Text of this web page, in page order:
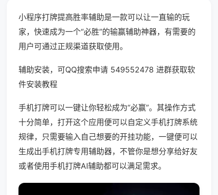
小程序打牌提高胜率辅助是一款可以让一直输的玩
家，快速成为一个“必胜”的输赢辅助神器，有需要的
用户可通过正规渠道获取使用。
辅助安装，可QQ搜索申请 549552478 进群获取软
件安装教程
手机打牌可以一键让你轻松成为“必赢”。其操作方式
十分简单，打开这个应用便可以自定义手机打牌系统
规律，只需要输入自己想要的开挂功能，一键便可以
生成出手机打牌专用辅助器，不管你是想分享给好友
或者使用手机打牌AI辅助都可以满足需求。